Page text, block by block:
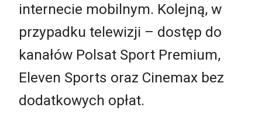
internecie mobilnym. Kolejną, w
przypadku telewizji – dostęp do
kanałów Polsat Sport Premium,
Eleven Sports oraz Cinemax bez
dodatkowych opłat.